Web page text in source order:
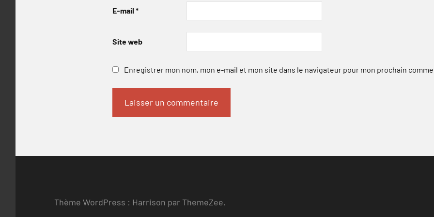
E-mail *
Site web
Enregistrer mon nom, mon e-mail et mon site dans le navigateur pour mon prochain
Thème WordPress : Harrison par ThemeZee.